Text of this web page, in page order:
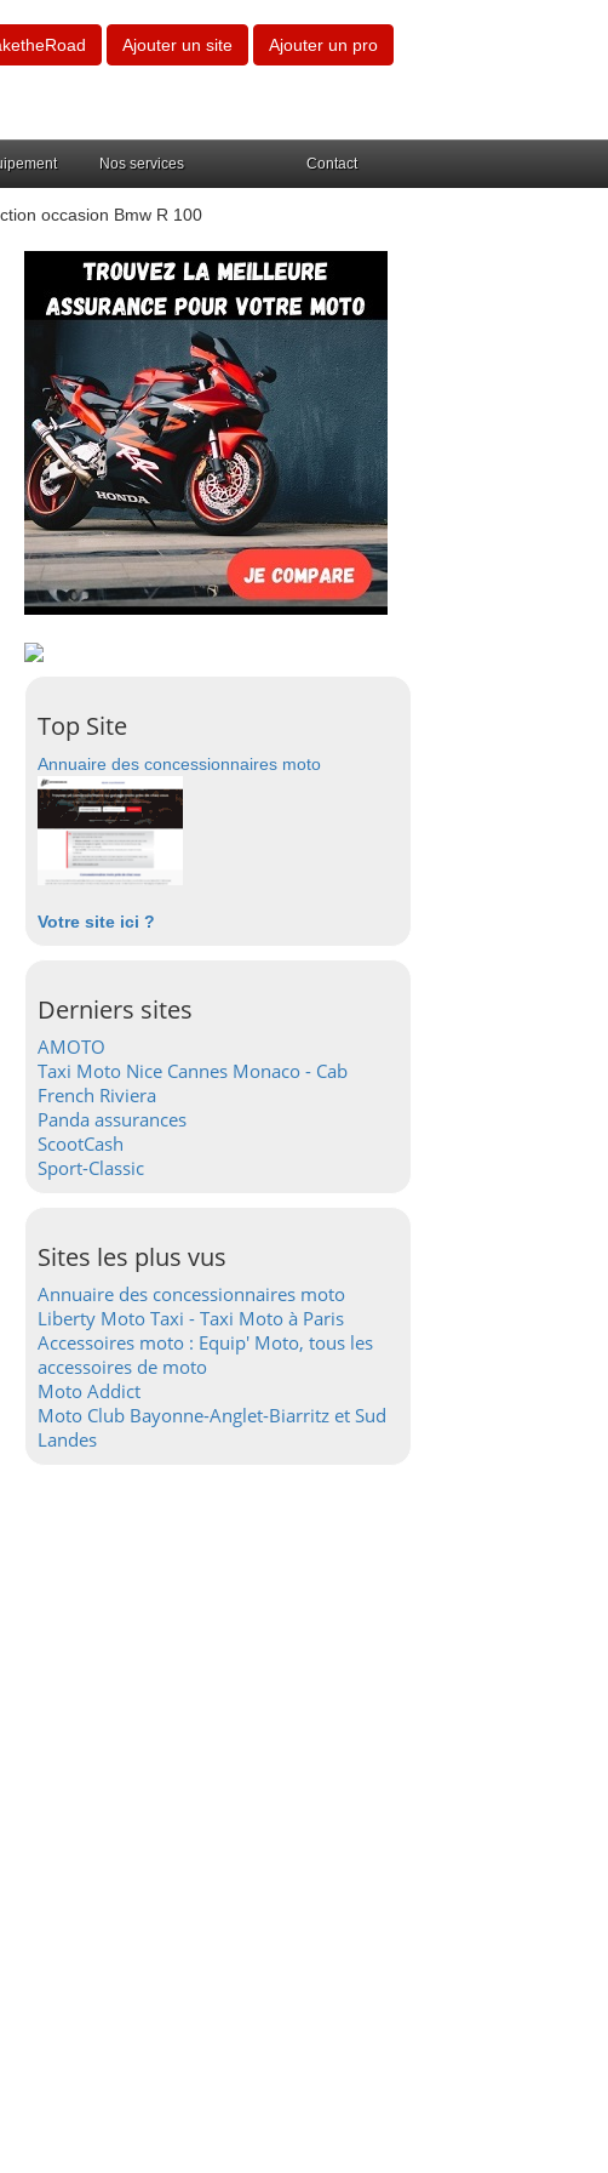
Ajouter un site Ajouter un pro
Nos services Contact
occasion Bmw R 100
Top Site
Annuaire des concessionnaires moto
Votre site ici ?
Derniers sites
AMOTO
Taxi Moto Nice Cannes Monaco - Cab
French Riviera
Panda assurances
ScootCash
Sport-Classic
Sites les plus vus
Annuaire des concessionnaires moto
Liberty Moto Taxi - Taxi Moto à Paris
Accessoires moto : Equip' Moto, tous les
accessoires de moto
Moto Addict
Moto Club Bayonne-Anglet-Biarritz et Sud
Landes